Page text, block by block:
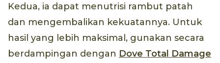
Kedua, ia dapat menutrisi rambut patah
dan mengembalikan kekuatannya. Untuk
hasil yang lebih maksimal, gunakan secara
berdampingan dengan Dove Total Damage